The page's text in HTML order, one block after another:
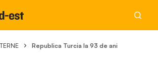
Republica Turcia la 93 de ani